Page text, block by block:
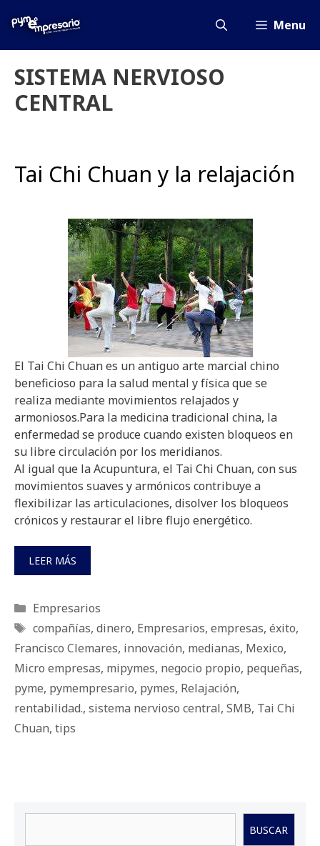
Menu
SISTEMA NERVIOSO
CENTRAL
Tai Chi Chuan y la relajación
El Tai Chi Chuan es un antiguo arte marcial chino
beneficioso para la salud mental y física que se
realiza mediante movimientos relajados y
armoniosos.Para la medicina tradicional china, la
enfermedad se produce cuando existen bloqueos en
su libre circulación por los meridianos.
Al igual que la Acupuntura, el Tai Chi Chuan, con sus
movimientos suaves y armónicos contribuye a
flexibilizar las articulaciones, disolver los bloqueos
crónicos y restaurar el libre flujo energético.
LEER MÁS
Categorías
Empresarios
Etiquetas
compañías, dinero, Empresarios, empresas, éxito,
Francisco Clemares, innovación, medianas, Mexico,
Micro empresas, mipymes, negocio propio, pequeñas,
pyme, pymempresario, pymes, Relajación,
rentabilidad., sistema nervioso central, SMB, Tai Chi
Chuan, tips
BUSCAR